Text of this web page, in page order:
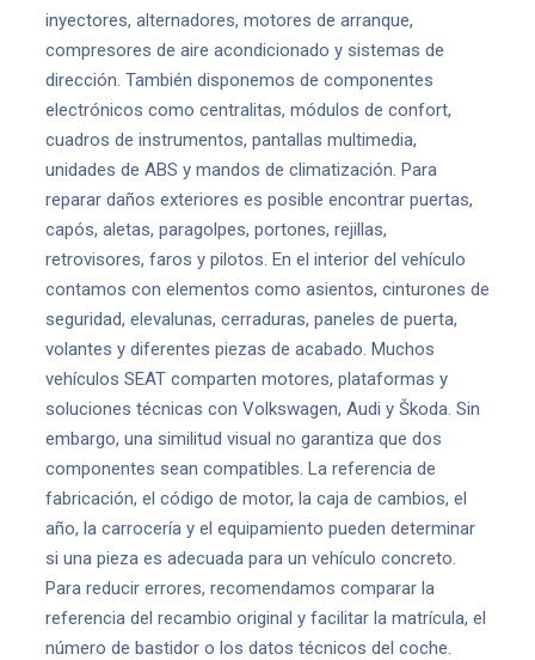
inyectores, alternadores, motores de arranque,
compresores de aire acondicionado y sistemas de
dirección. También disponemos de componentes
electrónicos como centralitas, módulos de confort,
cuadros de instrumentos, pantallas multimedia,
unidades de ABS y mandos de climatización. Para
reparar daños exteriores es posible encontrar puertas,
capós, aletas, paragolpes, portones, rejillas,
retrovisores, faros y pilotos. En el interior del vehículo
contamos con elementos como asientos, cinturones de
seguridad, elevalunas, cerraduras, paneles de puerta,
volantes y diferentes piezas de acabado. Muchos
vehículos SEAT comparten motores, plataformas y
soluciones técnicas con Volkswagen, Audi y Škoda. Sin
embargo, una similitud visual no garantiza que dos
componentes sean compatibles. La referencia de
fabricación, el código de motor, la caja de cambios, el
año, la carrocería y el equipamiento pueden determinar
si una pieza es adecuada para un vehículo concreto.
Para reducir errores, recomendamos comparar la
referencia del recambio original y facilitar la matrícula, el
número de bastidor o los datos técnicos del coche.